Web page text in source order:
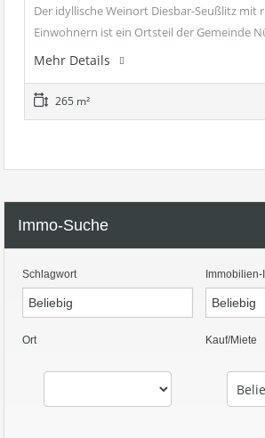
Der idyllische Weinort Diesbar-Seußlitz mit
Einwohnern ist ein Ortsteil der Gemeinde
Mehr Details
265 m²
Immo-Suche
Schlagwort Immobilien-
Ort Kauf/Miete